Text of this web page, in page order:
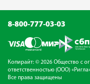
8-800-777-03-03
Копирайт: © 2026 Общество с
ответственностью (ООО)
Все права защищены